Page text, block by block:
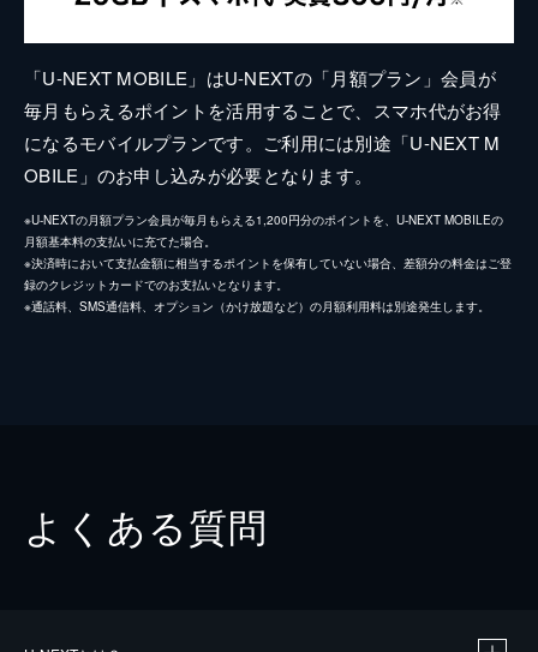
「U-NEXT MOBILE」はU-NEXTの「月額プラン」会員が
毎月もらえるポイントを活用することで、スマホ代がお得
になるモバイルプランです。ご利用には別途「U-NEXT M
OBILE」のお申し込みが必要となります。
※U-NEXTの月額プラン会員が毎月もらえる1,200円分のポイントを、U-NEXT MOBILEの
月額基本料の支払いに充てた場合。
※決済時において支払金額に相当するポイントを保有していない場合、差額分の料金はご登
録のクレジットカードでのお支払いとなります。
※通話料、SMS通信料、オプション（かけ放題など）の月額利用料は別途発生します。
よくある質問